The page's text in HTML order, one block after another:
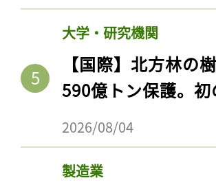
大学・研究機関
【国際】北方林の
590億トン保護。
2026/08/04
製造業